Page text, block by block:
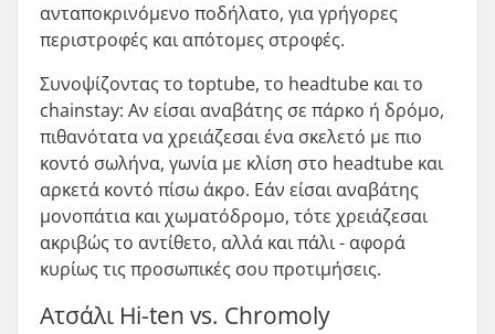
ανταποκρινόμενο ποδήλατο, για γρήγορες
περιστροφές και απότομες στροφές.
Συνοψίζοντας το toptube, το headtube και το
chainstay: Αν είσαι αναβάτης σε πάρκο ή δρόμο,
πιθανότατα να χρειάζεσαι ένα σκελετό με πιο
κοντό σωλήνα, γωνία με κλίση στο headtube και
αρκετά κοντό πίσω άκρο. Εάν είσαι αναβάτης
μονοπάτια και χωματόδρομο, τότε χρειάζεσαι
ακριβώς το αντίθετο, αλλά και πάλι - αφορά
κυρίως τις προσωπικές σου προτιμήσεις.
Ατσάλι Hi-ten vs. Chromoly